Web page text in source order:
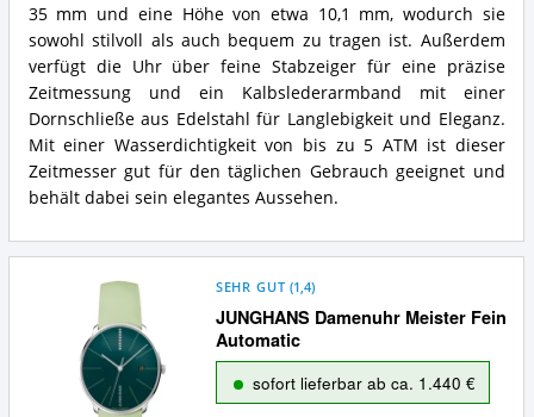
35 mm und eine Höhe von etwa 10,1 mm, wodurch sie
sowohl stilvoll als auch bequem zu tragen ist. Außerdem
verfügt die Uhr über feine Stabzeiger für eine präzise
Zeitmessung und ein Kalbslederarmband mit einer
Dornschließe aus Edelstahl für Langlebigkeit und Eleganz.
Mit einer Wasserdichtigkeit von bis zu 5 ATM ist dieser
Zeitmesser gut für den täglichen Gebrauch geeignet und
behält dabei sein elegantes Aussehen.
JUNGHANS Damenuhr Meister Fein
Automatic
SEHR GUT (1,4)
sofort lieferbar ab ca. 1.440 €